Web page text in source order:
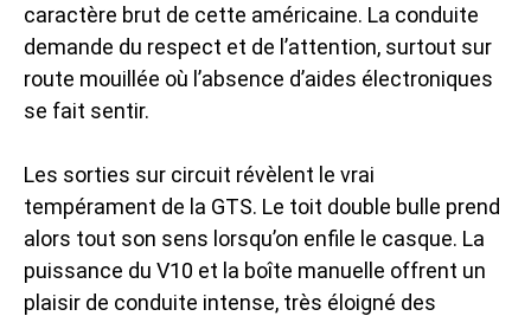
caractère brut de cette américaine. La conduite
demande du respect et de l’attention, surtout sur
route mouillée où l’absence d’aides électroniques
se fait sentir.
Les sorties sur circuit révèlent le vrai
tempérament de la GTS. Le toit double bulle prend
alors tout son sens lorsqu’on enfile le casque. La
puissance du V10 et la boîte manuelle offrent un
plaisir de conduite intense, très éloigné des